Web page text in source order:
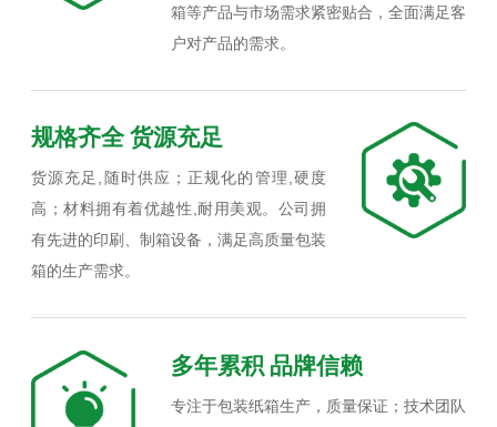
箱等产品与市场需求紧密贴合，全面满足客
户对产品的需求。
规格齐全 货源充足
货源充足,随时供应；正规化的管理,硬度
高；材料拥有着优越性,耐用美观。公司拥
有先进的印刷、制箱设备，满足高质量包装
箱的生产需求。
多年累积 品牌信赖
专注于包装纸箱生产，质量保证；技术团队